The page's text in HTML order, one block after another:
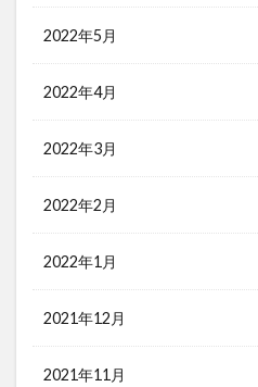
2022年5月
2022年4月
2022年3月
2022年2月
2022年1月
2021年12月
2021年11月